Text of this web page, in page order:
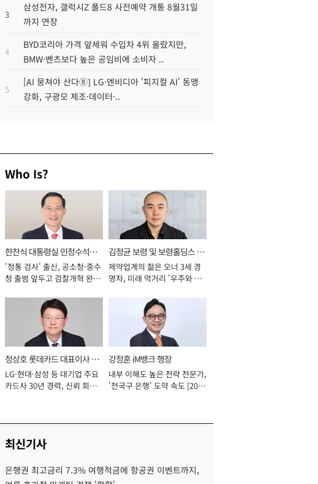
3
삼성전자, 갤럭시Z 폴드8 사전예약 개통 8월31일
까지 연장
4
BYD코리아 가격 앞세워 수입차 4위 올랐지만,
BMW·벤츠보다 높은 공임비에 소비자 ..
5
[AI 뭉쳐야 산다⑧] LG·엔비디아 '피지컬 AI' 동맹
강화, 구광모 제조·데이터·..
Who Is?
한찬식 대통령실 민정수석비
서관
'정통 검사' 출신, 공소청·중수
청 출범 앞두고 검찰개혁 완수
김정균 보령 및 보령홀딩스 대
표이사 사장
제약업계의 젊은 오너 3세 경
영자, 미래 먹거리 '우주와 헬
정상호 롯데카드 대표이사 사
장
LG·현대·삼성 등 대기업 주요
카드사 30년 경력, 신뢰 회복
강정훈 iM뱅크 행장
내부 이해도 높은 전략 전문가,
'전국구 은행' 도약 속도 [2026
최신기사
은행권 최고금리 7.3% 여행적금에 항공권 이벤트까지,